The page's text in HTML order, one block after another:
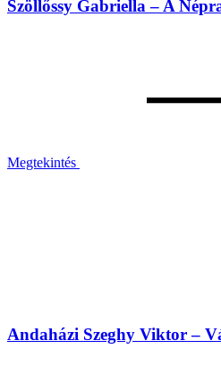
Szöllőssy Gabriella – A
Megtekintés
Andaházi Szeghy Viktor –